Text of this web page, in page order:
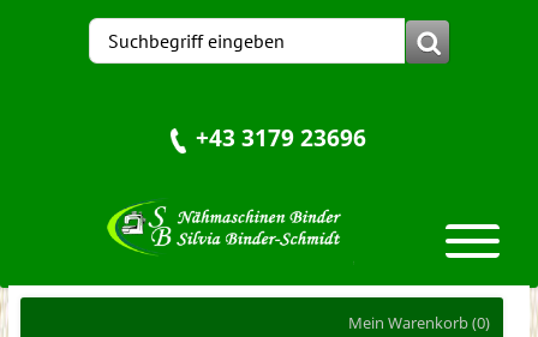
+43 3179 23696
Mein Warenkorb(0)